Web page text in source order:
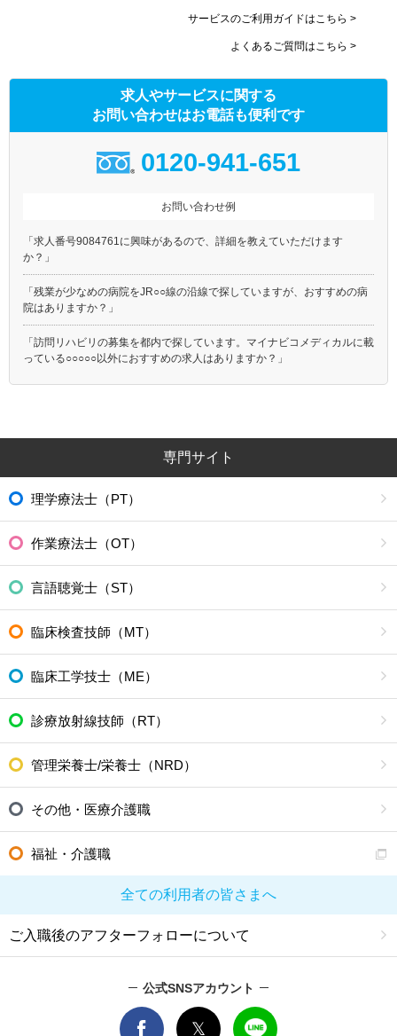
能勢電鉄妙見線
サービスのご利用ガイドはこちら >
よくあるご質問はこちら >
求人やサービスに関する
お問い合わせはお電話も便利です
0120-941-651
お問い合わせ例
「求人番号9084761に興味があるので、詳細を教えていただけます
か？」
「残業が少なめの病院をJR○○線の沿線で探していますが、おすすめの病
院はありますか？」
「訪問リハビリの募集を都内で探しています。マイナビコメディカルに載
っている○○○○○以外におすすめの求人はありますか？」
専門サイト
理学療法士（PT）
作業療法士（OT）
言語聴覚士（ST）
臨床検査技師（MT）
臨床工学技士（ME）
診療放射線技師（RT）
管理栄養士/栄養士（NRD）
その他・医療介護職
福祉・介護職
全ての利用者の皆さまへ
ご入職後のアフターフォローについて
公式SNSアカウント